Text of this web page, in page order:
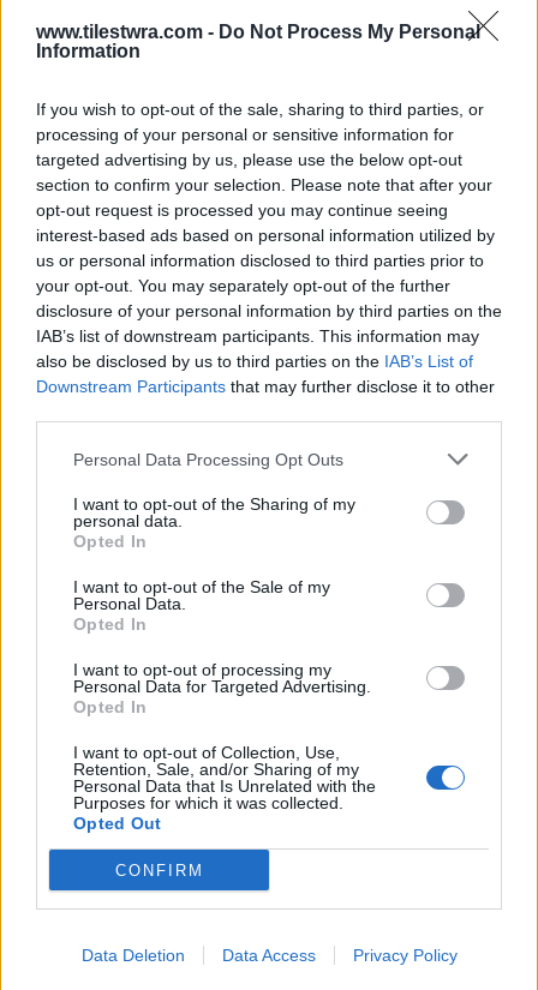
www.tilestwra.com - Do Not Process My Personal
Information
If you wish to opt-out of the sale, sharing to third parties, or
processing of your personal or sensitive information for
targeted advertising by us, please use the below opt-out
section to confirm your selection. Please note that after your
opt-out request is processed you may continue seeing
interest-based ads based on personal information utilized by
us or personal information disclosed to third parties prior to
your opt-out. You may separately opt-out of the further
disclosure of your personal information by third parties on the
IAB’s list of downstream participants. This information may
also be disclosed by us to third parties on the IAB’s List of
Downstream Participants that may further disclose it to other
Personal Data Processing Opt Outs
I want to opt-out of the Sharing of my
personal data.
Opted In
I want to opt-out of the Sale of my
Personal Data.
Opted In
I want to opt-out of processing my
Personal Data for Targeted Advertising.
Opted In
I want to opt-out of Collection, Use,
Retention, Sale, and/or Sharing of my
Personal Data that Is Unrelated with the
Purposes for which it was collected.
Opted Out
CONFIRM
Data Deletion Data Access Privacy Policy
καταλαβαίνουν από τις επιπτώσεις της
αβάσταχτης για τους πολλούς οικονομικής
κρίσης, ακόμα και στη ρημαγμένη ελληνική
αγορά; Μάλλον ναι και στην κορυφή αυτής της
λίστας η πρώτη θέση πιθανότατα ανήκει στην
Apple και το iPhone.